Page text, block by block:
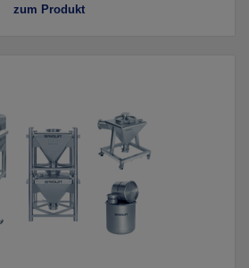
zum Produkt